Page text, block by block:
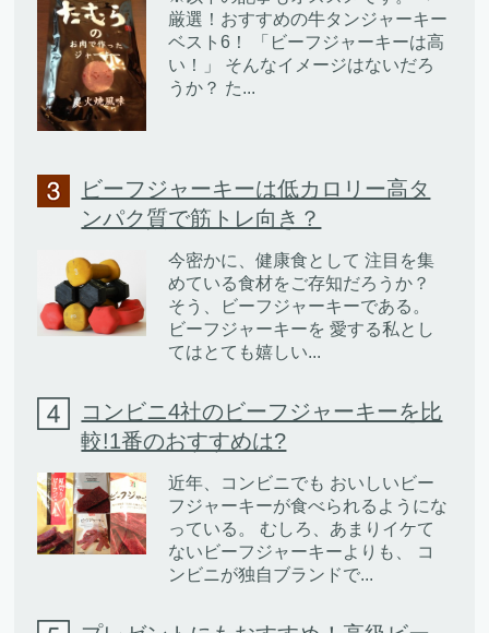
厳選！おすすめの牛タンジャーキー
ベスト6！ 「ビーフジャーキーは高
い！」 そんなイメージはないだろ
うか？ た...
ビーフジャーキーは低カロリー高タ
ンパク質で筋トレ向き？
今密かに、健康食として 注目を集
めている食材をご存知だろうか？
そう、ビーフジャーキーである。
ビーフジャーキーを 愛する私とし
てはとても嬉しい...
コンビニ4社のビーフジャーキーを比
較!1番のおすすめは?
近年、コンビニでも おいしいビー
フジャーキーが食べられるようにな
っている。 むしろ、あまりイケて
ないビーフジャーキーよりも、 コ
ンビニが独自ブランドで...